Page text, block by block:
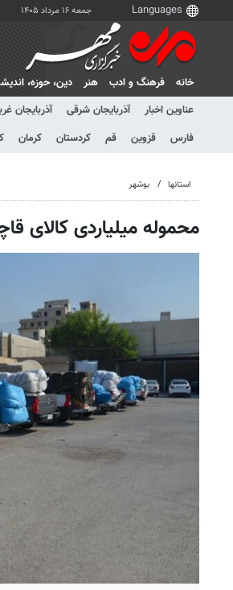
جمعه ۱۶ مرداد ۱۴۰۵
خانه فرهنگ و ادب هنر دين، حوزه،
عناوین اخبار
آذربایجان شرقی آذربایجان
فارس
قزوین قم کردستان کرمان
استانها بوشهر
محموله میلیاردی کالای